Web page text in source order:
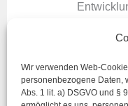
Wir verwenden Web-
personenbezogene Daten,
Abs. 1 lit. a) DSGVO und §
Details
1 2 3